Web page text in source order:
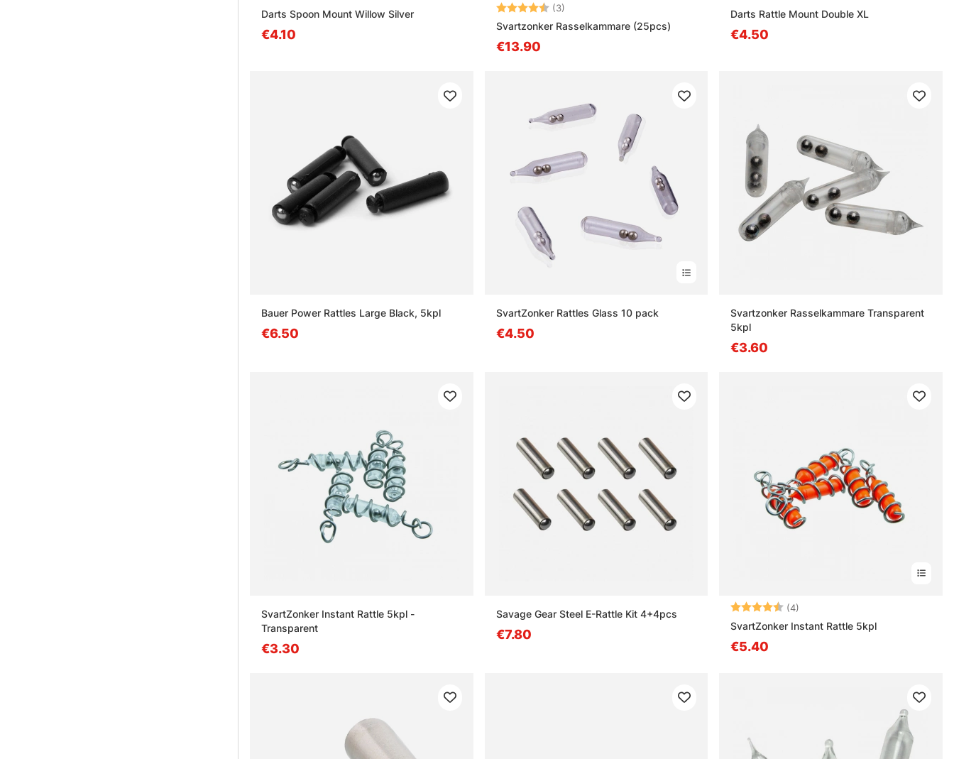
Darts Spoon Mount Willow Silver
€4.10
Arvio: (3)
Svartzonker Rasselkammare (25pcs)
€13.90
Darts Rattle Mount Double XL
€4.50
Bauer Power Rattles Large Black, 5kpl
€6.50
SvartZonker Rattles Glass 10 pack
€4.50
Svartzonker Rasselkammare Transparent
5kpl
€3.60
SvartZonker Instant Rattle 5kpl -
Transparent
€3.30
Savage Gear Steel E-Rattle Kit 4+4pcs
€7.80
Arvio: (4)
SvartZonker Instant Rattle 5kpl
€5.40